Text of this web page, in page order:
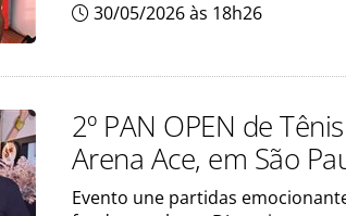
30/05/2026 às 18h26
2º PAN OPEN de
Arena Ace, em São
Evento une partidas